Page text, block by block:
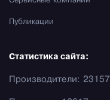
Публикации
Статистика сайта:
Производители: 23157